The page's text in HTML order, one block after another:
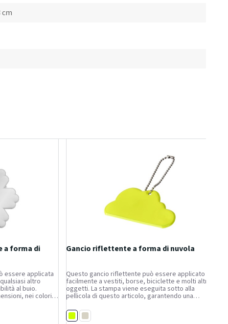
cm
a forma di
essere applicata
altro
al buio.
nei colori
morbida,
Gancio riflettente a forma di nuvola
Questo gancio riflettente può essere applicato
facilmente a vestiti, borse, biciclette e molti altri
oggetti. La stampa viene eseguita sotto alla
pellicola di questo articolo, garantendo una
del 100%. Conservare in luogo pulito e asciutto.
Non...
Giallo fluo
Bianco